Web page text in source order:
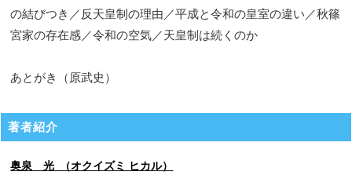
の結びつき／反天皇制の理由／平成と令和の皇室の違い／秋篠
宮家の存在感／令和の空気／天皇制は続くのか
あとがき（原武史）
著者紹介
奥泉 光 （オクイズミ ヒカル）